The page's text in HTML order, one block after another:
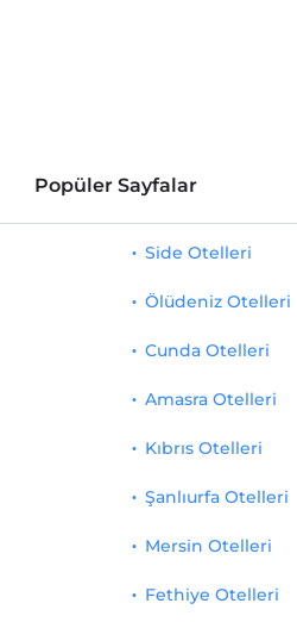
Popüler Sayfalar
Side Otelleri
Ölüdeniz Otelleri
Cunda Otelleri
Amasra Otelleri
Kıbrıs Otelleri
Şanlıurfa Otelleri
Mersin Otelleri
Fethiye Otelleri